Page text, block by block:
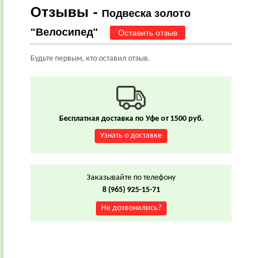
Отзывы - Подвеска золото
"Велосипед"
Оставить отзыв
Будьте первым, кто оставил отзыв.
Бесплатная доставка по Уфе от 1500 руб.
Узнать о доставке
Заказывайте по телефону
8 (965) 925-15-71
Не дозвонились?